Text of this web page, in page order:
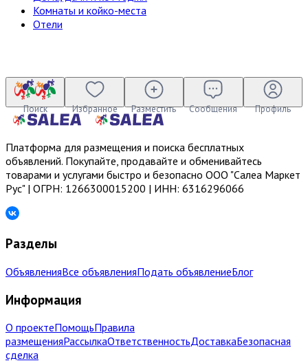
Комнаты и койко-места
Отели
Поиск Избранное Разместить Сообщения Профиль
Платформа для размещения и поиска бесплатных
объявлений. Покупайте, продавайте и обменивайтесь
товарами и услугами быстро и безопасно ООО "Салеа Маркет
Рус" | ОГРН: 1266300015200 | ИНН: 6316296066
Разделы
ОбъявленияВсе объявленияПодать объявлениеБлог
Информация
О проектеПомощьПравила
размещенияРассылкаОтветственностьДоставкаБезопасная
сделка